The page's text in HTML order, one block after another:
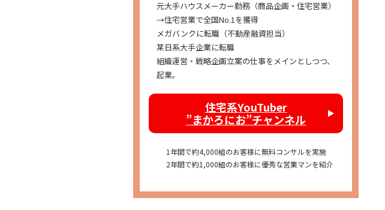
元大手ハウスメーカー勤務（商品企画・住宅営業）
→住宅営業で全国No.1を獲得
メガバンクに転職（不動産融資担当）
某日系大手企業に転職
組織運営・戦略企画立案の仕事をメインとしつつ、
起業。
住宅系YouTuber
”まかろにお”チャンネル
1年間で約4,000組のお客様に無料コンサルを実施
2年間で約1,000組のお客様に優秀な営業マンを紹介